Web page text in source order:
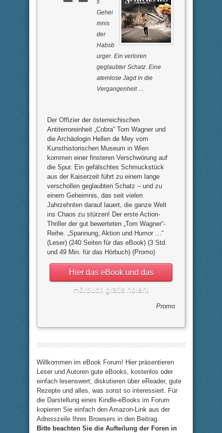
Gehei
mnis
der
Habsb
urger. Ein verloren
geglaubter Schatz. Eine
atemlose Jagd in die
Vergangenheit …
Der Offizier der österreichischen
Antiterroreinheit „Cobra“ Tom Wagner und
die Archäologin Hellen de Mey vom
Kunsthistorischen Museum in Wien
kommen einer finsteren Verschwörung auf
die Spur. Ein gefälschtes Schmuckstück
aus der Kaiserzeit führt zu einem lange
verschollen geglaubten Schatz – und zu
einem Geheimnis, das seit vielen
Jahrzehnten darauf lauert, die ganze Welt
ins Chaos zu stürzen! Der erste Action-
Thriller der gut bewerteten „Tom Wagner“-
Reihe. „Spannung, Aktion und Humor …“
(Leser) (240 Seiten für das eBook) (3 Std.
und 49 Min. für das Hörbuch) (Promo)
Hier das eBook und das
Hörbuch gratis holen!
Promo
Willkommen im eBook Forum! Hier präsentieren
Leser und Autoren gute eBooks, kostenlos oder
einfach lesenswert; diskutieren über eReader, gute
Rezepte und alles, was sonst so interessiert. Für
die Darstellung eines Kindle-eBooks im Forum
kopieren Sie einfach den Amazon-Link aus der
Adresszeile Ihres Browsers in den Beitrag.
Bitte beachten Sie die Aufteilung der Foren in